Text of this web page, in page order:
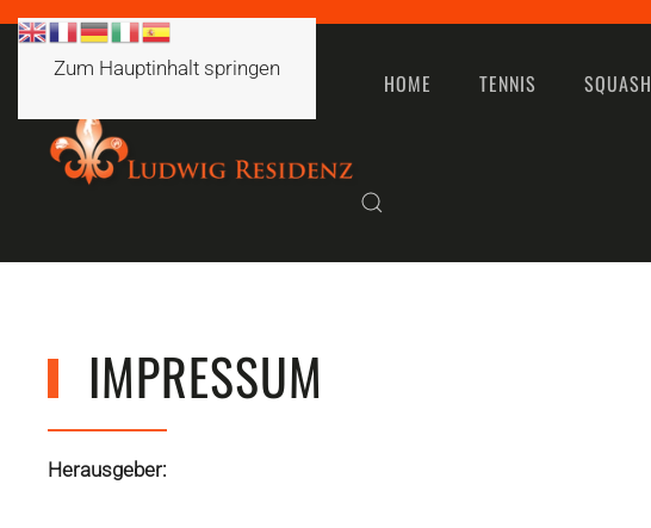
Zum Hauptinhalt springen
HOME TENNIS SQUASH
IMPRESSUM
Herausgeber: